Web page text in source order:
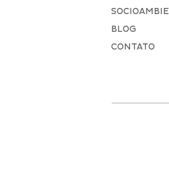
BLOG
CONTATO